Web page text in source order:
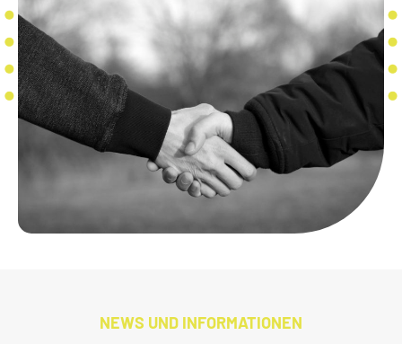
NEWS UND INFORMATIONEN